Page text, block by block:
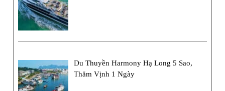
Du Thuyền Harmony Hạ Long 5 Sao,
Thăm Vịnh 1 Ngày